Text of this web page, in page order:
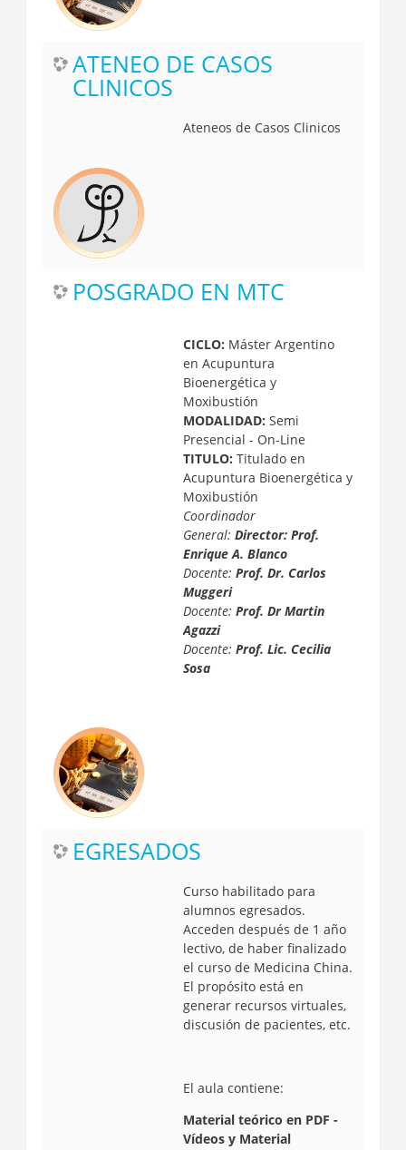
ATENEO DE CASOS
CLINICOS
Ateneos de Casos Clinicos
POSGRADO EN MTC
CICLO: Máster Argentino
en Acupuntura
Bioenergética y
Moxibustión
MODALIDAD: Semi
Presencial - On-Line
TITULO: Titulado en
Acupuntura Bioenergética y
Moxibustión
Coordinador
General: Director: Prof.
Enrique A. Blanco
Docente: Prof. Dr. Carlos
Muggeri
Docente: Prof. Dr Martin
Agazzi
Docente: Prof. Lic. Cecilia
Sosa
EGRESADOS
Curso habilitado para
alumnos egresados.
Acceden después de 1 año
lectivo, de haber finalizado
el curso de Medicina China.
El propósito está en
generar recursos virtuales,
discusión de pacientes, etc.
El aula contiene:
Material teórico en PDF -
Vídeos y Material